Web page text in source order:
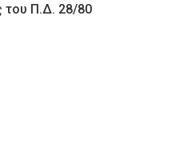
του Π.Δ. 28/80